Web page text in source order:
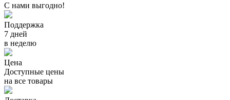
С нами выгодно!
Поддержка
7 дней
в неделю
Цена
Доступные цены
на все товары